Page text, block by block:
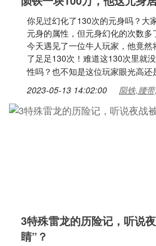
你见过幻化了130次的元身吗？大
元身的属性，但元身幻化的次数
今天遇见了一位牛人玩家，他竟
了足足130次！难道这130次里就
性吗？也不知是这位玩家眼光高还
2023-05-13 14:02:00 陨铁,腰
3特殊雷龙的历险记，听说
睛”？